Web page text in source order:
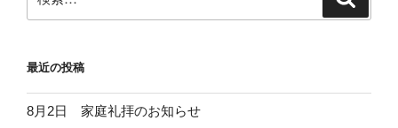
索:
最近の投稿
8月2日 家庭礼拝のお知らせ